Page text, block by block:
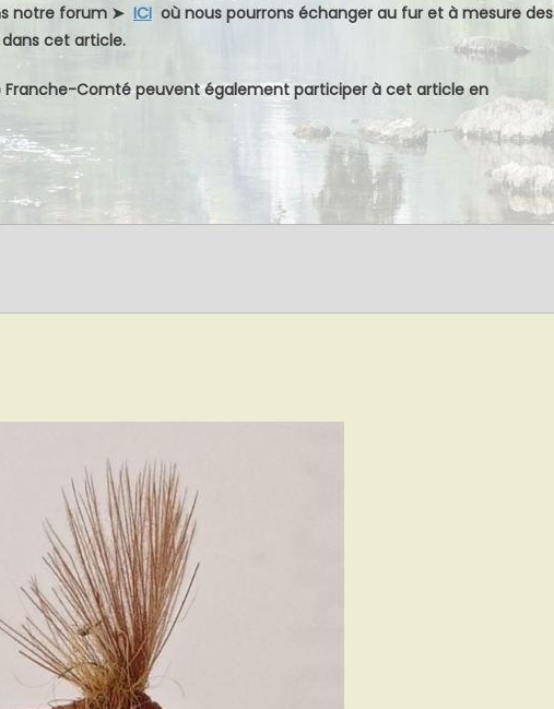
notre forum ➤ ICI où nous pourrons échanger au fur et à mesure des
cet article.
Franche-Comté peuvent également participer à cet article en